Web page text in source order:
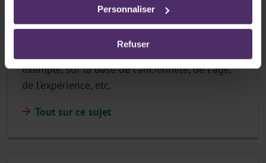
Personnaliser
Refuser
Vacances & congés extra-légaux
En plus des congés légaux, votre secteur peut
exemple, sur la base de l'ancienneté, de l'âge,
de l'expérience, etc.
Tout sur ce sujet